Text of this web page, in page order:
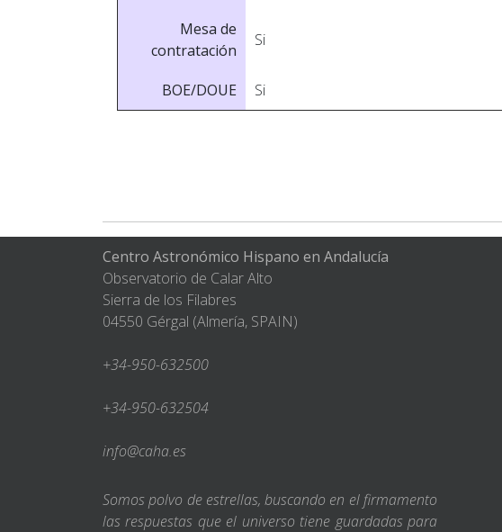
Mesa de
contratación
Si
BOE/DOUE Si
Centro Astronómico Hispano en Andalucía
Observatorio de Calar Alto
Sierra de los Filabres
04550 Gérgal (Almería, SPAIN)
+34-950-632500
+34-950-632504
info@caha.es
Somos polvo de estrellas, buscando en el firmamento
las respuestas que el universo tiene guardadas para